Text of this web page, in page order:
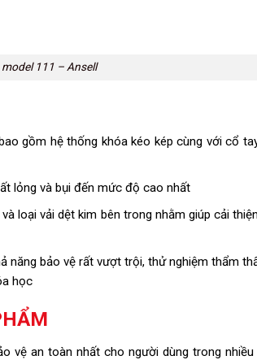
model 111 – Ansell
gồm hệ thống khóa kéo kép cùng với cổ
lỏng và bụi đến mức độ cao nhất
loại vải dệt kim bên trong nhằm giúp cải
năng bảo vệ rất vượt trội, thử nghiệm thẩm
học
vệ an toàn nhất cho người dùng trong nhiều